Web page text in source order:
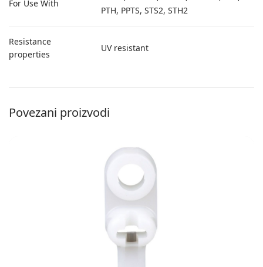
For Use With
PTH, PPTS, STS2, STH2
Resistance
properties
UV resistant
Povezani proizvodi